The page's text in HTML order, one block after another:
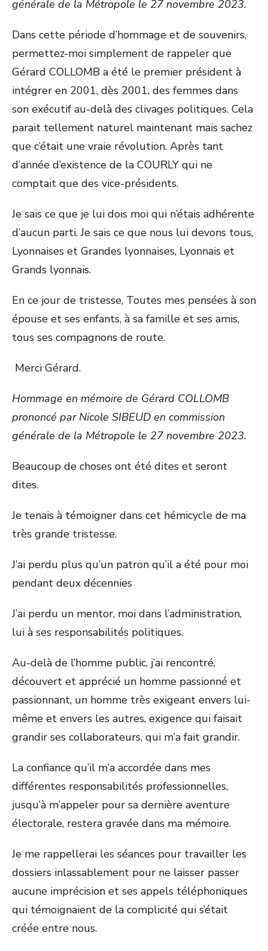
générale de la Métropole le 27 novembre 2023.
Dans cette période d’hommage et de souvenirs,
permettez-moi simplement de rappeler que
Gérard COLLOMB a été le premier président à
intégrer en 2001, dès 2001, des femmes dans
son exécutif au-delà des clivages politiques. Cela
parait tellement naturel maintenant mais sachez
que c’était une vraie révolution. Après tant
d’année d’existence de la COURLY qui ne
comptait que des vice-présidents.
Je sais ce que je lui dois moi qui n’étais adhérente
d’aucun parti. Je sais ce que nous lui devons tous,
Lyonnaises et Grandes lyonnaises, Lyonnais et
Grands lyonnais.
En ce jour de tristesse, Toutes mes pensées à son
épouse et ses enfants, à sa famille et ses amis,
tous ses compagnons de route.
Merci Gérard.
Hommage en mémoire de Gérard COLLOMB
prononcé par Nicole SIBEUD en commission
générale de la Métropole le 27 novembre 2023.
Beaucoup de choses ont été dites et seront
dites.
Je tenais à témoigner dans cet hémicycle de ma
très grande tristesse.
J’ai perdu plus qu’un patron qu’il a été pour moi
pendant deux décennies
J’ai perdu un mentor, moi dans l’administration,
lui à ses responsabilités politiques.
Au-delà de l’homme public, j’ai rencontré,
découvert et apprécié un homme passionné et
passionnant, un homme très exigeant envers lui-
même et envers les autres, exigence qui faisait
grandir ses collaborateurs, qui m’a fait grandir.
La confiance qu’il m’a accordée dans mes
différentes responsabilités professionnelles,
jusqu’à m’appeler pour sa dernière aventure
électorale, restera gravée dans ma mémoire.
Je me rappellerai les séances pour travailler les
dossiers inlassablement pour ne laisser passer
aucune imprécision et ses appels téléphoniques
qui témoignaient de la complicité qui s’était
créée entre nous.